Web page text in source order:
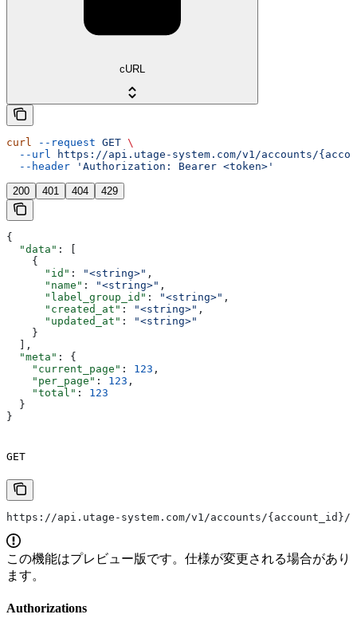
cURL
curl --request GET \
  --url
https://api.utage-system.com/v1/accounts/
  --header
'Authorization: Bearer <token>'
200 401 404 429
{
  "data"
: [
    {
      "id"
: "<string>" ,
      "name"
: "<string>" ,
      "label_group_id"
: "<string>" ,
      "created_at"
: "<string>" ,
      "updated_at"
:
"<string>"
    }
  ],
  "meta"
: {
    "current_page"
: 123 ,
    "per_page"
: 123 ,
    "total"
: 123
  }
}
GET
https://api.utage-system.com/v1/accounts/{account_id}/
この機能はプレビュー版です。仕様が変更される場合があり
ます。
Authorizations